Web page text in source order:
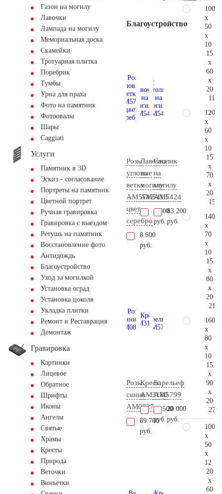
Газон на могилу
Лавочки
Лампада на могилу
Мемориальная доска
Скамейки
Тротуарная плитка
Поребрик
Тумбы
Урна для праха
Фото на памятник
Фотоовалы
Шары
Сaggiati
Услуги
Памятник в 3D
Эскиз - согласование
Портреты на памятник
Цветной портрет
Ручная гравировка
Гравировка с выездом
Ретушь на памятник
Восстановление фото
Антидождь
Благоустройство
Уход за могилкой
Установка оград
Установка цоколя
Укладка плитки
Ремонт и Реставрация
Демонтаж
Гравировка
Картинки
Лицевое
Обратное
Шрифты
Иконы
Ангелы
Святые
Храмы
Кресты
Природа
Веточки
Виньетки
Благоустройство
Розы
угловые
ветка
AM5742
цвет
серебро
8.600
руб.
Лавочка
на
могилу
AM5413
6.300
руб.
Столик
на
могилу
AM5424
83.200
руб.
Розы
синие
AM0827
89.700
руб.
Крест
AM3180
23.500
руб.
Барельеф
AM5799
20.000
руб.
100
x
50
x
10
15
x
60
x
20
120
x
60
x
10
15
x
70
x
20
140
x
70
x
10
15
x
80
x
20
160
x
80
x
10
15
x
90
x
20
100
x
50
x
12
20
x
60